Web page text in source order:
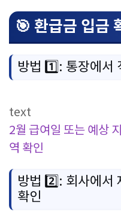
🎯 환급금 입금
방법 1️⃣: 통장에서
text
2월 급여일 또는 예상
역 확인
방법 2️⃣: 회사에서
확인